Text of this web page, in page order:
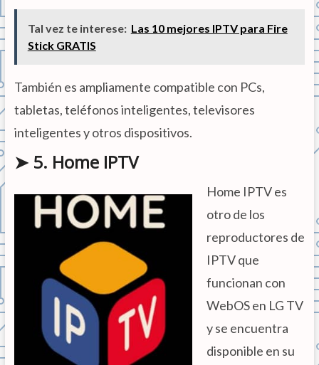
Tal vez te interese: Las 10 mejores IPTV para Fire
Stick GRATIS
También es ampliamente compatible con PCs,
tabletas, teléfonos inteligentes, televisores
inteligentes y otros dispositivos.
➤ 5. Home IPTV
Home IPTV es
otro de los
reproductores de
IPTV que
funcionan con
WebOS en LG TV
y se encuentra
disponible en su